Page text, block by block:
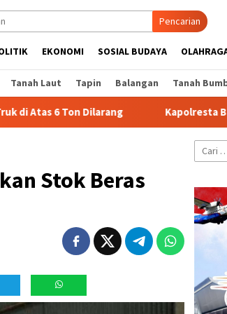
Pencarian
EKONOMI SOSIAL BUDAYA
Tanah Laut Tapin Balangan Tanah
Dilarang Kapolresta Banjarmasin
Stok Beras
Cari
untuk: